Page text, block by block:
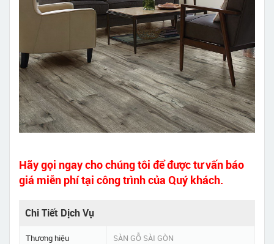
Hãy gọi ngay cho chúng tôi để được tư vấn báo
giá miễn phí tại công trình của Quý khách.
Chi Tiết Dịch Vụ
Thương hiệu SÀN GỖ SÀI GÒN